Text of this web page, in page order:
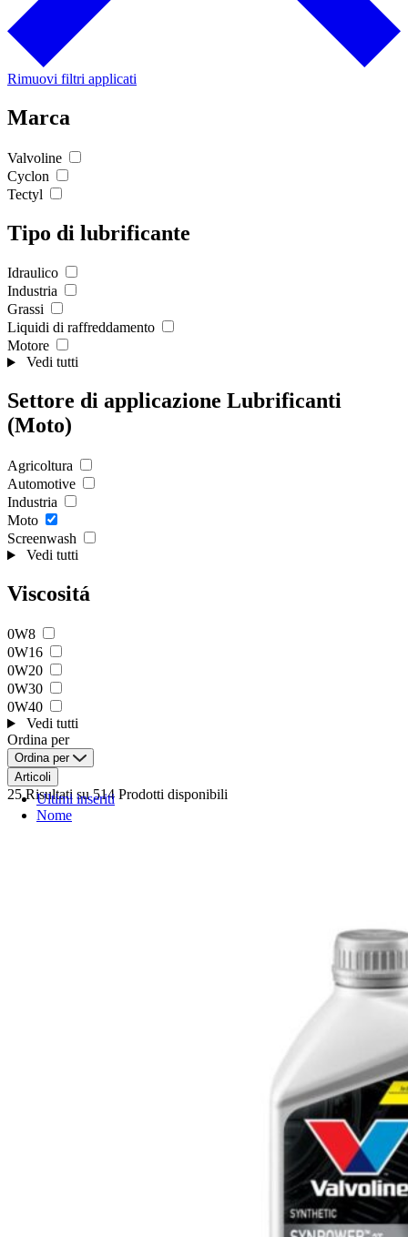
Rimuovi filtri applicati
Marca
Valvoline
Cyclon
Tectyl
Tipo di lubrificante
Idraulico
Industria
Grassi
Liquidi di raffreddamento
Motore
Vedi tutti
Settore di applicazione Lubrificanti
(Moto)
Agricoltura
Automotive
Industria
Moto
Screenwash
Vedi tutti
Viscositá
0W8
0W16
0W20
0W30
0W40
Vedi tutti
Ordina per
Ordina per
Ultimi inseriti
Nome
Articoli
25 Risultati su 514 Prodotti disponibili